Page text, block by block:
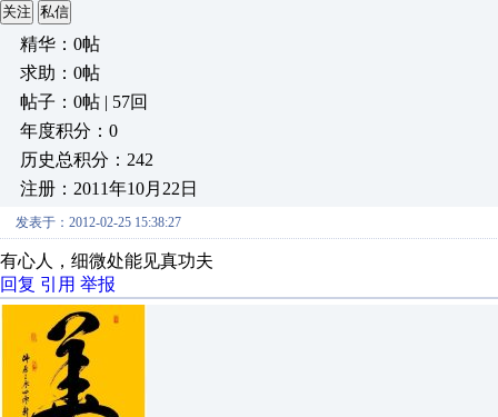
关注 私信
精华：0帖
求助：0帖
帖子：0帖 | 57回
年度积分：0
历史总积分：242
注册：2011年10月22日
发表于：2012-02-25 15:38:27
有心人，细微处能见真功夫
回复 引用 举报